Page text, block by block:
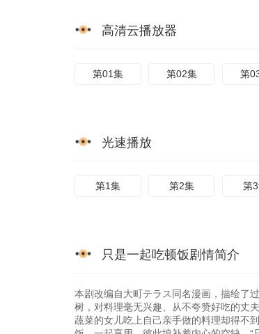
高清云播放器
第01集 第02集 第
光速播放
第1集 第2集 第
只是一起吃顿饭剧情简介
本剧改编自大町テラス同名漫画，描绘了
树，对料理毫无兴趣、从不夸赞好吃的丈
蔬菜的女儿吃上自己亲手做的料理却得不